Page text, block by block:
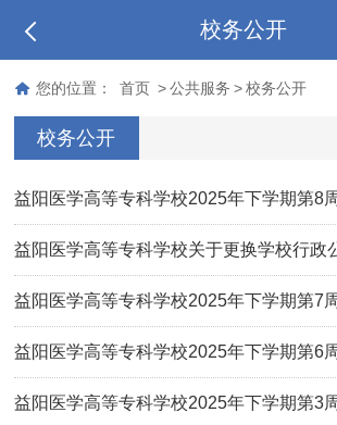
校务公开
您的位置： 首页 > 公共服务 > 校务公开
校务公开
益阳医学高等专科学校2025年下学期第8
议活动安排
益阳医学高等专科学校关于更换学校行政
告
益阳医学高等专科学校2025年下学期第7
议活动安排
益阳医学高等专科学校2025年下学期第6
议活动安排
益阳医学高等专科学校2025年下学期第3